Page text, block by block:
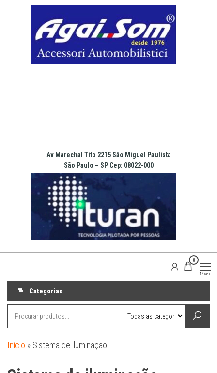
Av Marechal Tito 2215 São Miguel Paulista
São Paulo – SP Cep: 08022-000
0
Menu
Categorias
Início » Sistema de iluminação